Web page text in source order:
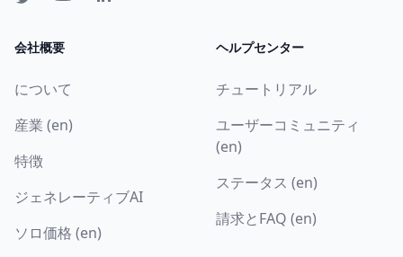
会社概要
について
産業 (en)
特徴
ジェネレーティブAI
ソロ価格 (en)
ヘルプセンター
チュートリアル
ユーザーコミュニティ
(en)
ステータス (en)
請求とFAQ (en)